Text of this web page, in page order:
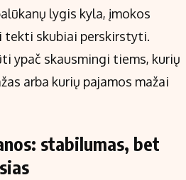
lygis kyla, įmokos
tekti skubiai perskirstyti.
ypač skausmingi tiems, kurių
arba kurių pajamos mažai
stabilumas, bet